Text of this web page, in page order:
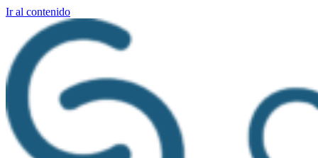
Ir al contenido